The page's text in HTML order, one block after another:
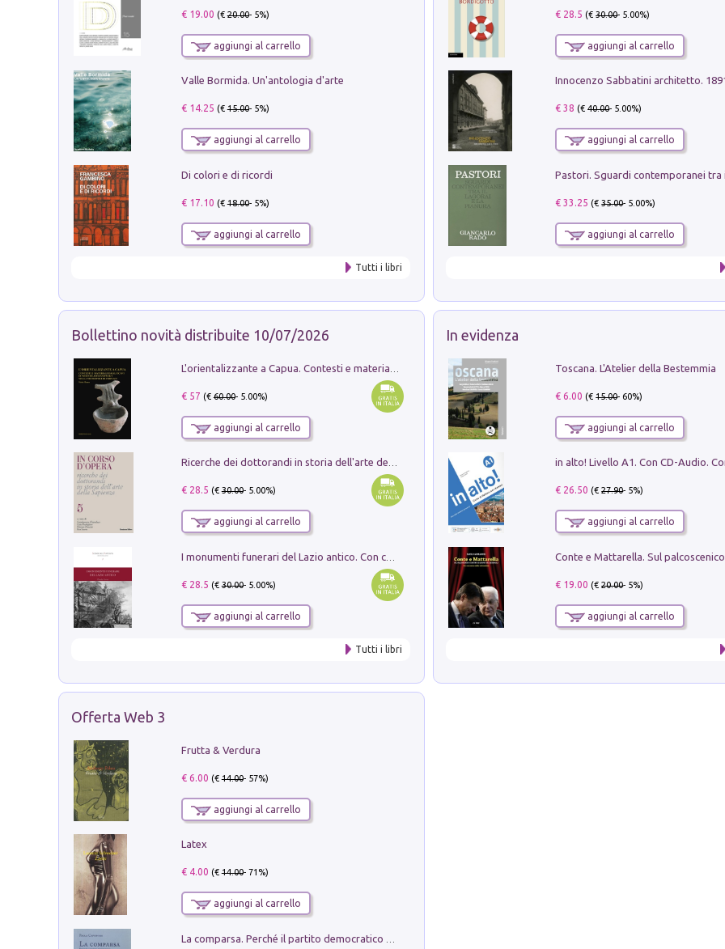
€ 19.00 (€20.00- 5%)
aggiungi al carrello
Valle Bormida. Un'antologia d'arte
€ 14.25 (€15.00- 5%)
aggiungi al carrello
Di colori e di ricordi
€ 17.10 (€18.00- 5%)
aggiungi al carrello
Tutti i libri
€ 28.5 (€30.00- 5.00%)
aggiungi al carrello
Innocenzo Sabbatini architetto.
€ 38 (€40.00- 5.00%)
aggiungi al carrello
€ 33.25 (€35.00- 5.00%)
aggiungi al carrello
Bollettino novità distribuite 10/07/2026
€ 57 (€60.00- 5.00%)
aggiungi al carrello
Ricerche dei dottorandi in storia dell'arte della Sapienza
€ 28.5 (€30.00- 5.00%)
aggiungi al carrello
I monumenti funerari del Lazio antico. Con cartella con tavole
€ 28.5 (€30.00- 5.00%)
aggiungi al carrello
Tutti i libri
In evidenza
Toscana. L'Atelier della Bestemmia
€ 6.00 (€15.00- 60%)
aggiungi al carrello
€ 26.50 (€27.90- 5%)
aggiungi al carrello
€ 19.00 (€20.00- 5%)
aggiungi al carrello
Offerta Web 3
Frutta & Verdura
€ 6.00 (€14.00- 57%)
aggiungi al carrello
Latex
€ 4.00 (€14.00- 71%)
aggiungi al carrello